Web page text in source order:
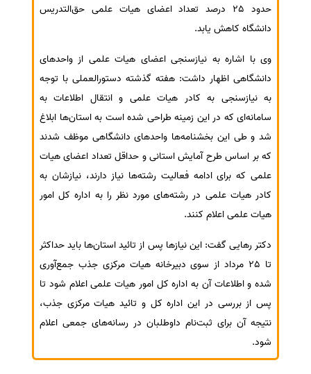
حدود 25 درصد تعداد اعضای هیات علمی حق‌التدریس
دانشگاه کاهش یابد.
وی با اشاره به نیازسنجی اعضای هیات علمی از واحدهای
دانشگاهی اظهار داشت: هفته گذشته دستورالعملی با توجه
به نیازسنجی به کادر هیات علمی و انتقال اطلاعات به
سامانه‌ای که در این زمینه طراحی شده است به استان‌ها ابلاغ
شد و طی این بخشنامه‌ها واحدهای دانشگاهی موظف شدند
که بر اساس طرح آمایش استانی و حداقل تعداد اعضای هیات
علمی که برای ادامه فعالیت رشته‌ها نیاز دارند، نیازشان به
کادر هیات علمی در رشته‌های مورد نظر را به اداره کل امور
هیات علمی اعلام کنند.
دکتر رهایی گفت: این نیازها پس از تائید استان‌ها باید حداکثر
تا 25 مرداد از سوی دبیرخانه هیات مرکزی جذب جمع‌آوری
شده و اطلاعات آن به اداره کل امور هیات علمی اعلام شود تا
پس از بررسی‌ در این اداره کل و تائید هیات مرکزی جذب،
نتیجه آن برای ثبت‌نام داوطلبان در رسانه‌های جمعی اعلام
شود.